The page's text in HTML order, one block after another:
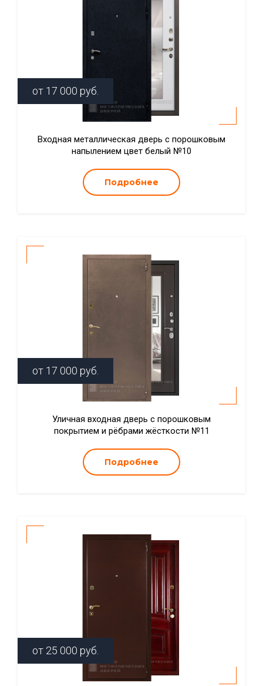
от 17 000 руб.
Входная металлическая дверь с порошковым
напылением цвет белый №10
Подробнее
от 17 000 руб.
Уличная входная дверь с порошковым
покрытием и рёбрами жёсткости №11
Подробнее
от 25 000 руб.